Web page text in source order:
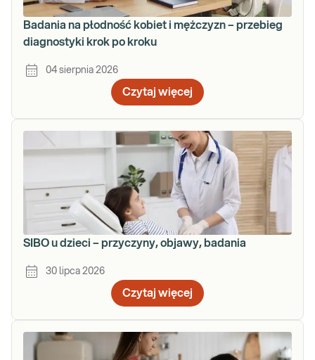
Badania na płodność kobiet i mężczyzn – przebieg
diagnostyki krok po kroku
04 sierpnia 2026
Czytaj więcej
SIBO u dzieci – przyczyny, objawy, badania
30 lipca 2026
Czytaj więcej